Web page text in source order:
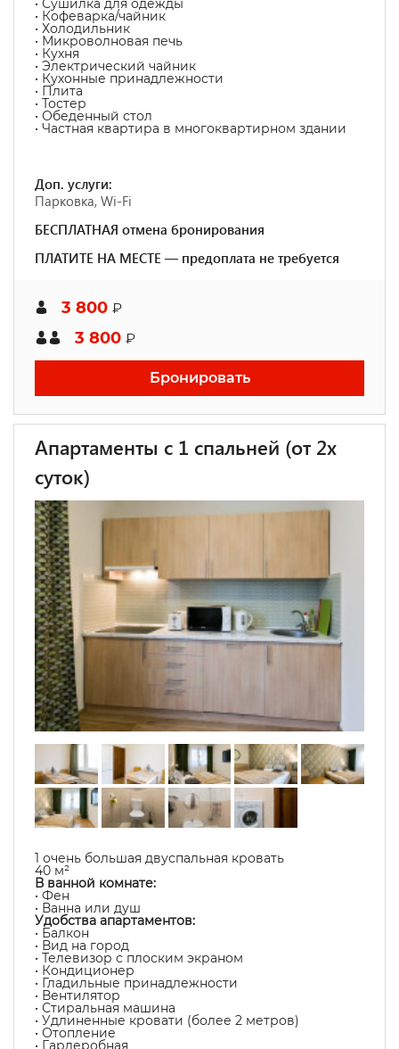
• Сушилка для одежды
• Кофеварка/чайник
• Холодильник
• Микроволновая печь
• Кухня
• Электрический чайник
• Кухонные принадлежности
• Плита
• Тостер
• Обеденный стол
• Частная квартира в многоквартирном здании
Доп. услуги:
Парковка, Wi-Fi
БЕСПЛАТНАЯ отмена бронирования
ПЛАТИТЕ НА МЕСТЕ — предоплата не требуется
3 800 ₽
3 800 ₽
Бронировать
Апартаменты с 1 спальней (от 2х
суток)
1 очень большая двуспальная кровать
40 м²
В ванной комнате:
• Фен
• Ванна или душ
Удобства апартаментов:
• Балкон
• Вид на город
• Телевизор с плоским экраном
• Кондиционер
• Гладильные принадлежности
• Вентилятор
• Стиральная машина
• Удлиненные кровати (более 2 метров)
• Отопление
• Гардеробная